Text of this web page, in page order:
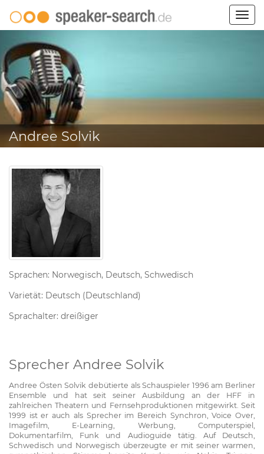
Andree Solvik
Sprachen: Norwegisch, Deutsch, Schwedisch
Varietät: Deutsch (Deutschland)
Sprachalter: dreißiger
Sprecher Andree Solvik
Andree Östen Solvik debütierte als Schauspieler 1996 am Berliner
Ensemble und hat seit seiner Ausbildung an der HFF in
zahlreichen Theatern und Fernsehproduktionen mitgewirkt. Seit
1999 ist er auch als Sprecher im Bereich Synchron, Voice Over,
Imagefilm, E-Learning, Werbung, Computerspiel,
Dokumentarfilm, Funk und Audioguide tätig. Auf Deutsch,
Schwedisch und Norwegisch überzeugte er mit seiner warmen,